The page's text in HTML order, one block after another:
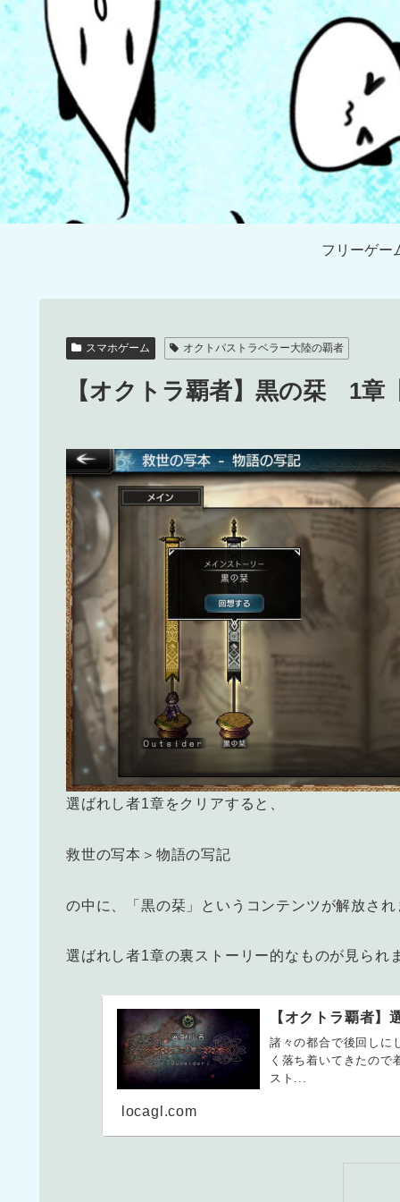
フリーゲー
スマホゲーム オクトパストラベラー大陸の覇者
【オクトラ覇者】黒の栞 1章
選ばれし者1章をクリアすると、
救世の写本＞物語の写記
の中に、「黒の栞」というコンテンツが解放され
選ばれし者1章の裏ストーリー的なものが見られ
【オクトラ覇者
諸々の都合で後回しに
く落ち着いてきたの
スト...
locagl.com